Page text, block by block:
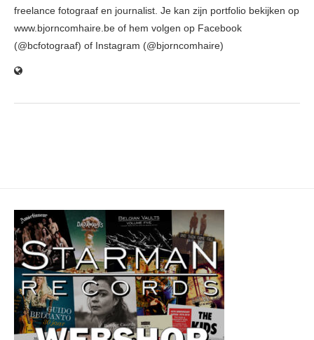
freelance fotograaf en journalist. Je kan zijn portfolio bekijken op
www.bjorncomhaire.be of hem volgen op Facebook
(@bcfotograaf) of Instagram (@bjorncomhaire)